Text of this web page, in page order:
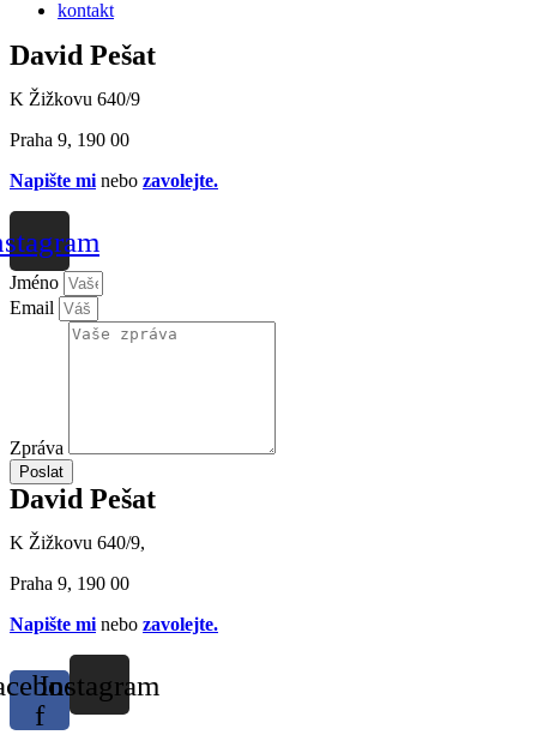
kontakt
David Pešat
K Žižkovu 640/9
Praha 9, 190 00
Napište mi nebo zavolejte.
Jméno
Email
Zpráva
Poslat
David Pešat
K Žižkovu 640/9,
Praha 9, 190 00
Napište mi nebo zavolejte.
f
Instagram